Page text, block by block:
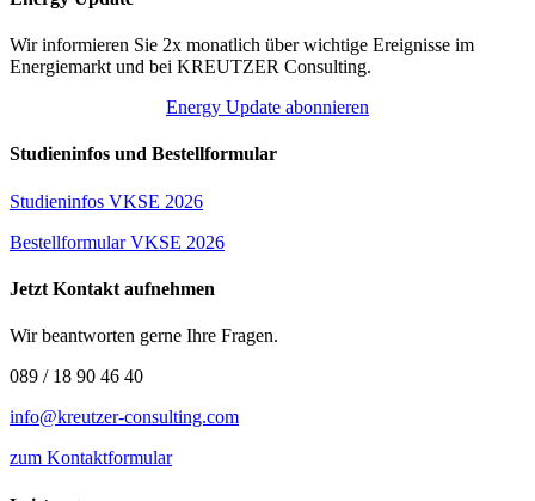
Wir informieren Sie 2x monatlich über wichtige Ereignisse im
Energiemarkt und bei KREUTZER Consulting.
Energy Update abonnieren
Studieninfos und Bestellformular
Studieninfos VKSE 2026
Bestellformular VKSE 2026
Jetzt Kontakt aufnehmen
Wir beantworten gerne Ihre Fragen.
089 / 18 90 46 40
info@kreutzer-consulting.com
zum Kontaktformular